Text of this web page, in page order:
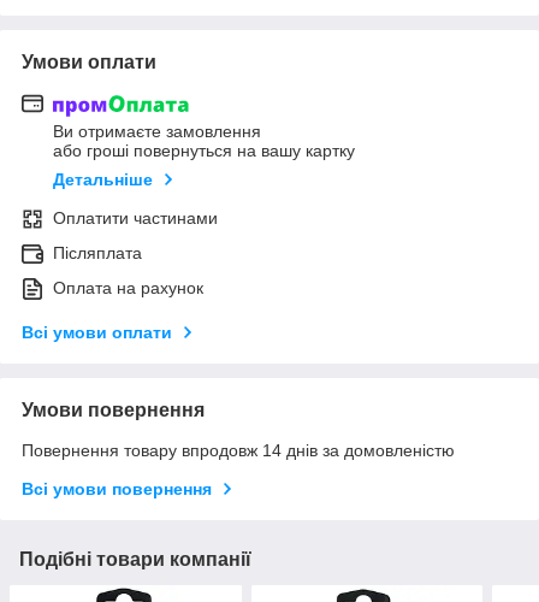
Умови оплати
Ви отримаєте замовлення
або гроші повернуться на вашу картку
Детальніше
Оплатити частинами
Післяплата
Оплата на рахунок
Всі умови оплати
Умови повернення
Повернення товару впродовж 14 днів за домовленістю
Всі умови повернення
Подібні товари компанії